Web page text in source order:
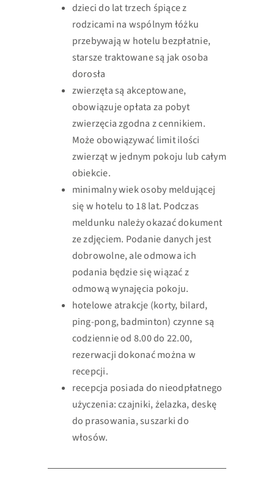
dzieci do lat trzech śpiące z
rodzicami na wspólnym łóżku
przebywają w hotelu bezpłatnie,
starsze traktowane są jak osoba
dorosła
zwierzęta są akceptowane,
obowiązuje opłata za pobyt
zwierzęcia zgodna z cennikiem.
Może obowiązywać limit ilości
zwierząt w jednym pokoju lub całym
obiekcie.
minimalny wiek osoby meldującej
się w hotelu to 18 lat. Podczas
meldunku należy okazać dokument
ze zdjęciem. Podanie danych jest
dobrowolne, ale odmowa ich
podania będzie się wiązać z
odmową wynajęcia pokoju.
hotelowe atrakcje (korty, bilard,
ping-pong, badminton) czynne są
codziennie od 8.00 do 22.00,
rezerwacji dokonać można w
recepcji.
recepcja posiada do nieodpłatnego
użyczenia: czajniki, żelazka, deskę
do prasowania, suszarki do
włosów.